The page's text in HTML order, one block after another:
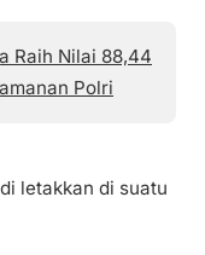
Raih Nilai 88,44
Polri
letakkan di suatu